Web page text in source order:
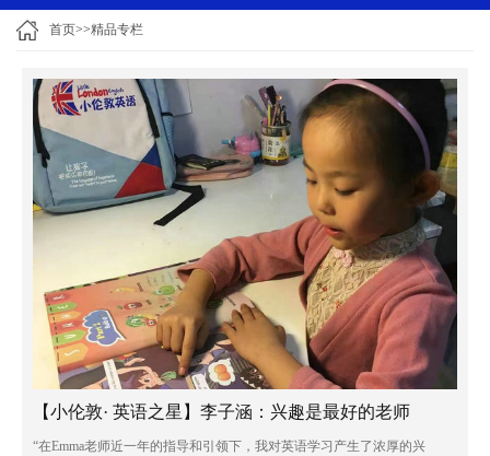
诚聘英才
联系我们
小伦敦教学四大优势
首页>>精品专栏
【小伦敦· 英语之星】李子涵：兴趣是最好的老师
“在Emma老师近一年的指导和引领下，我对英语学习产生了浓厚的兴